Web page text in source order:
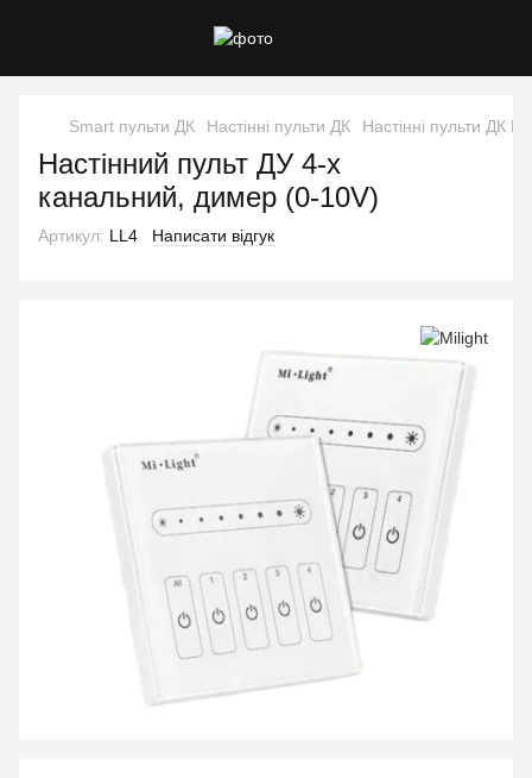
Smart пульти ДК Настінні пульти ДК Настінні пульти ДК
Настінний пульт ДУ 4-х
канальний, димер (0-10V)
Артикул: LL4 Написати відгук